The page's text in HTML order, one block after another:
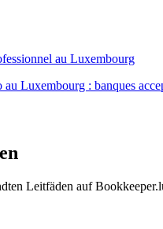
au Luxembourg
Luxembourg : banques
Leitfäden auf